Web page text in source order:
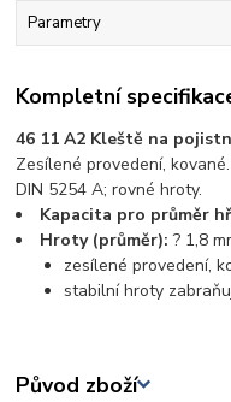
Parametry
Kompletní
46 11 A2 Kleště na
Zesílené provedení,
DIN 5254 A; rovné hroty.
Kapacita pro průměr
Hroty (průměr):? 1,8
zesílené provedení,
stabilní hroty
Původ zboží